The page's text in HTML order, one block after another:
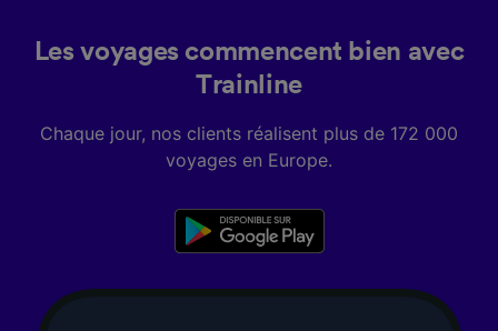
Les voyages commencent bien avec
Trainline
Chaque jour, nos clients réalisent plus de 172 000
voyages en Europe.